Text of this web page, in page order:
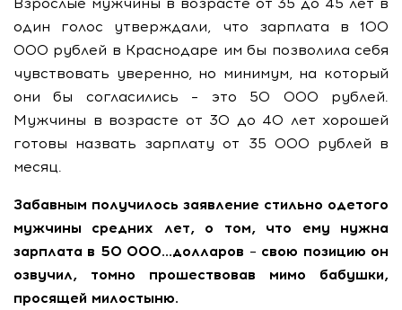
один голос утверждали, что зарплата в 100
000 рублей в Краснодаре им бы позволила себя
чувствовать уверенно, но минимум, на который
они бы согласились – это 50 000 рублей.
Мужчины в возрасте от 30 до 40 лет хорошей
готовы назвать зарплату от 35 000 рублей в
месяц.
Забавным получилось заявление стильно одетого
мужчины средних лет, о том, что ему нужна
зарплата в 50 000…долларов – свою позицию он
озвучил, томно прошествовав мимо бабушки,
просящей милостыню.